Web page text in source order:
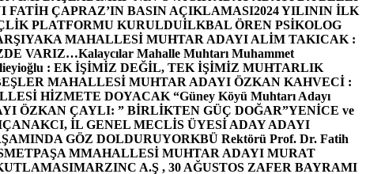
FATİH ÇAPRAZ’IN BASIN AÇIKLAMASI2024 YILININ İLK
PLATFORMU KURULDUİLKBAL ÖREN PSİKOLOG
MAHALLESİ MUHTAR ADAYI ALİM TAKICAK :
VARIZ…Kalaycılar Mahalle Muhtarı Muhammet
: EK İŞİMİZ DEĞİL, TEK İŞİMİZ MUHTARLIK
MAHALLESİ MUHTAR ADAYI ÖZKAN KAHVECİ :
HİZMETE DOYACAK “Güney Köyü Muhtarı Adayı
ÖZKAN ÇAYLI: ” BİRLİKTEN GÜÇ DOĞAR”YENİCE ve
ÇANAKCI, İL GENEL MECLİS ÜYESİ ADAY ADAYI
GÖZ DOLDURUYORKBÜ Rektörü Prof. Dr. Fatih
MMAHALLESİ MUHTAR ADAYI MURAT
MARZINC A.Ş , 30 AĞUSTOS ZAFER BAYRAMI